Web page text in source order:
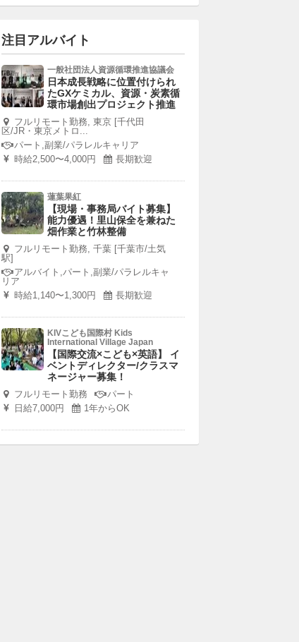
注目アルバイト
一般社団法人資源循環推進協議会
日本成長戦略に位置付けられ
たGXケミカル、資源・炭素循
環市場創出プロジェクト推進
フルリモート勤務, 東京 [千代田
区/JR・東京メトロ...
パート,副業/パラレルキャリア
時給2,500〜4,000円
長期歓迎
蓮葉果紅
【現場・事務局バイト募集】
能力優遇！里山保全を兼ねた
畑作業と竹林整備
フルリモート勤務, 千葉 [千葉市/土気
駅]
アルバイト,パート,副業/パラレルキャ
リア
時給1,140〜1,300円
長期歓迎
KIVこども国際村 Kids
International Village Japan
【国際交流×こども×英語】 イ
ベントディレクター/クラスマ
ネージャー募集！
フルリモート勤務
パート
日給7,000円
1年からOK